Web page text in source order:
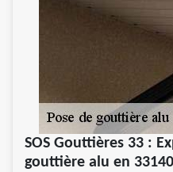
SOS Gouttières 33 :
gouttière alu en 33140